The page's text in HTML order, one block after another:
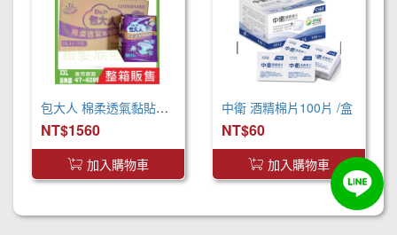
包大人 棉柔透氣黏貼型 成人紙尿褲 XXL 箱購 巨無霸尺寸
NT$1560
加入購物車
中衛 酒精棉片100片 /盒
NT$60
加入購物車